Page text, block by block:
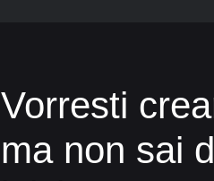
Vorresti
ma non sai